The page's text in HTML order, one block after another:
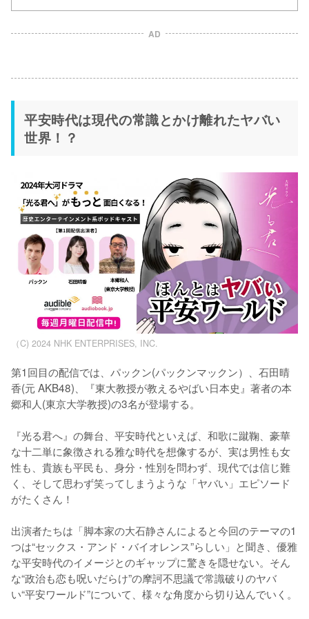
AD
平安時代は現代の常識とかけ離れたヤバい
世界！？
（C) 2024 NHK ENTERPRISES, INC.
第1回目の配信では、パックン(パックンマックン）、石田晴
香(元 AKB48)、『東大教授が教えるやばい日本史』著者の本
郷和人(東京大学教授)の3名が登場する。
『光る君へ』の舞台、平安時代といえば、和歌に蹴鞠、豪華
な十二単に象徴される雅な時代を想像するが、実は男性も女
性も、貴族も平民も、身分・性別を問わず、現代では信じ難
く、そして思わず笑ってしまうような「ヤバい」エピソード
がたくさん！
出演者たちは「脚本家の大石静さんによると今回のテーマの1
つは“セックス・アンド・バイオレンス”らしい」と聞き、優雅
な平安時代のイメージとのギャップに驚きを隠せない。そん
な“政治も恋も呪いだらけ”の摩訶不思議で常識破りのヤバ
い“平安ワールド”について、様々な角度から切り込んでいく。